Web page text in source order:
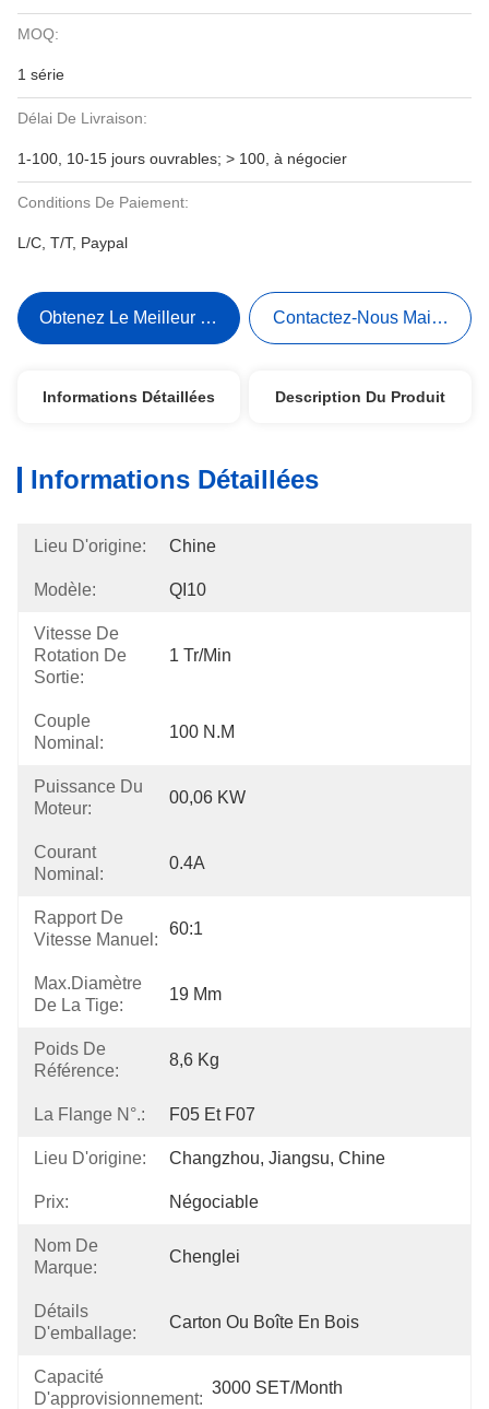
MOQ:
1 série
Délai De Livraison:
1-100, 10-15 jours ouvrables; > 100, à négocier
Conditions De Paiement:
L/C, T/T, Paypal
Obtenez Le Meilleur Prix Contactez-Nous Maintenant
Informations Détaillées Description Du Produit
Informations Détaillées
Lieu D'origine: Chine
Modèle: QI10
Vitesse De
Rotation De
Sortie:
1 Tr/min
Couple
Nominal:
100 N.m
Puissance Du
Moteur:
00,06 KW
Courant
Nominal:
0.4A
Rapport De
Vitesse Manuel:
60:1
Max.Diamètre
De La Tige:
19 Mm
Poids De
Référence:
8,6 Kg
La Flange N°.: F05 Et F07
Lieu D'origine: Changzhou, Jiangsu, Chine
Prix: Négociable
Nom De
Marque:
Chenglei
Détails
D'emballage:
Carton Ou Boîte En Bois
Capacité
D'approvisionnement:
3000 SET/Month